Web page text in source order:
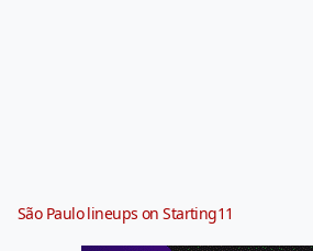
São Paulo lineups on Starting11